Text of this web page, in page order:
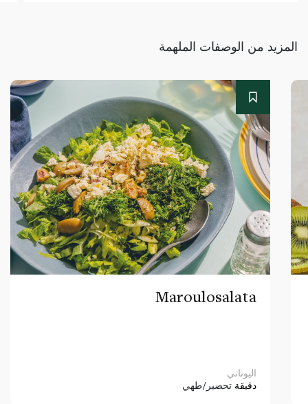
المزيد من الوصفات الملهمة
Maroulosalata
اليوناني
دقيقة تحضير/طهي